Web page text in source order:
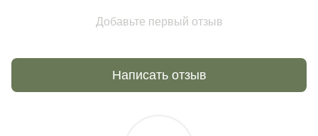
Добавьте первый отзыв
Написать отзыв